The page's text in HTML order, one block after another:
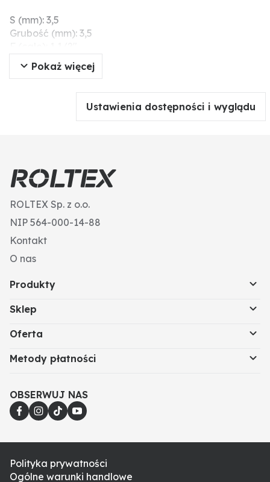
S (mm): 3,5
Grubość (mm): 3,5
D1 (mm): 47,2
Ø wew. (mm): 47,2
Pokaż więcej
Ustawienia dostępności i wyglądu
ROLTEX Sp. z o.o.
NIP 564-000-14-88
Kontakt
O nas
Produkty
Sklep
Oferta
Metody płatności
OBSERWUJ NAS
Polityka prywatności
Ogólne warunki handlowe